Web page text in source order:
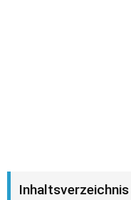
Inhaltsverzeichnis